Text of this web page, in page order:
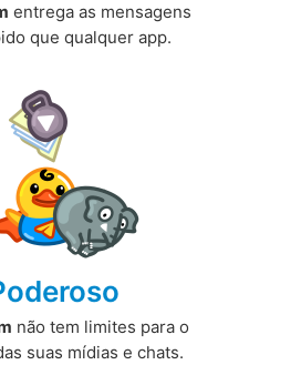
entrega as mensagens
que qualquer app.
não tem limites para o
suas mídias e chats.